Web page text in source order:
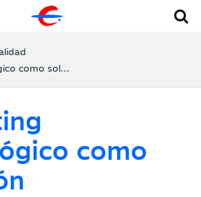
como solución
como